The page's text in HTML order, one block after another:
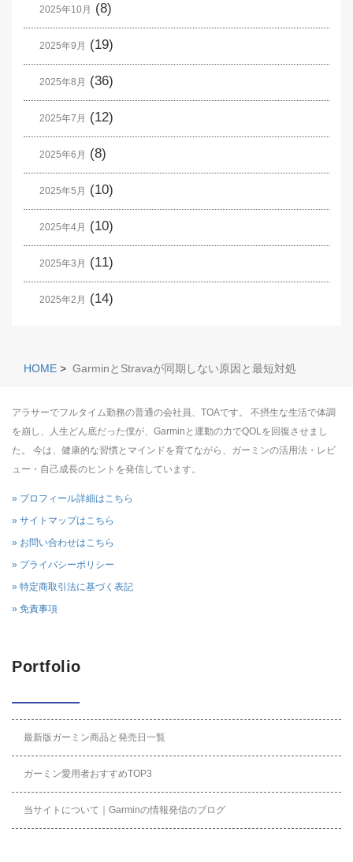
2025年10月 (8)
2025年9月 (19)
2025年8月 (36)
2025年7月 (12)
2025年6月 (8)
2025年5月 (10)
2025年4月 (10)
2025年3月 (11)
2025年2月 (14)
HOME > GarminとStravaが同期しない原因と最短対処
アラサーでフルタイム勤務の普通の会社員、TOAです。 不摂生な生活で体調
を崩し、人生どん底だった僕が、Garminと運動の力でQOLを回復させまし
た。 今は、健康的な習慣とマインドを育てながら、ガーミンの活用法・レビ
ュー・自己成長のヒントを発信しています。
» プロフィール詳細はこちら
» サイトマップはこちら
» お問い合わせはこちら
» プライバシーポリシー
» 特定商取引法に基づく表記
» 免責事項
Portfolio
最新版ガーミン商品と発売日一覧
ガーミン愛用者おすすめTOP3
当サイトについて｜Garminの情報発信のブログ